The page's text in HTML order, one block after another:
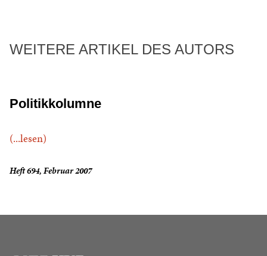
WEITERE ARTIKEL DES AUTORS
Politikkolumne
(...lesen)
Heft 694, Februar 2007